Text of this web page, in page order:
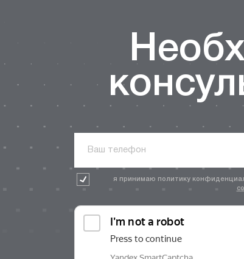
я принимаю политику